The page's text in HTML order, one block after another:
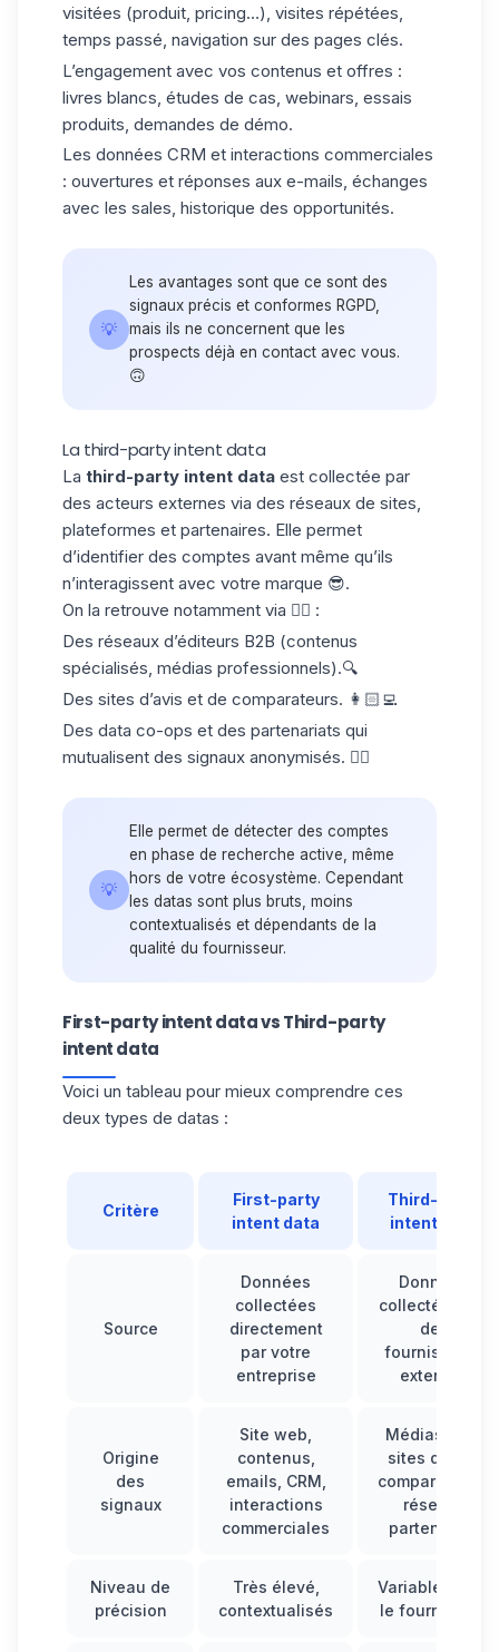
visitées (produit, pricing…), visites répétées,
temps passé, navigation sur des pages clés.
L’engagement avec vos contenus et offres :
livres blancs, études de cas, webinars, essais
produits, demandes de démo.
Les données CRM et interactions commerciales
: ouvertures et réponses aux e-mails, échanges
avec les sales, historique des opportunités.
💡
Les avantages sont que ce sont des
signaux précis et conformes RGPD,
mais ils ne concernent que les
prospects déjà en contact avec vous.
🙃
La third-party intent data
La third-party intent data est collectée par
des acteurs externes via des réseaux de sites,
plateformes et partenaires. Elle permet
d’identifier des comptes avant même qu’ils
n’interagissent avec votre marque 😎.
On la retrouve notamment via 👇🏻 :
Des réseaux d’éditeurs B2B (contenus
spécialisés, médias professionnels).🔍
Des sites d’avis et de comparateurs. 👩🏻‍💻
Des data co-ops et des partenariats qui
mutualisent des signaux anonymisés. 👯‍♂️
💡
Elle permet de détecter des comptes
en phase de recherche active , même
hors de votre écosystème. Cependant
les datas sont plus bruts, moins
contextualisés et dépendants de la
qualité du fournisseur.
First-party intent data vs Third-party
intent data
Voici un tableau pour mieux comprendre ces
deux types de datas :
Critère
First-party
intent data
Third-party
intent data
Source
Données
collectées
directement
par votre
entreprise
Données
collectées par
des
fournisseurs
externes
Origine
des
signaux
Site web,
contenus,
emails, CRM,
interactions
commerciales
Médias B2B,
sites d’avis,
comparateurs,
réseaux
partenaires
Niveau de
précision
Très élevé,
contextualisés
Variable selon
le fournisseur